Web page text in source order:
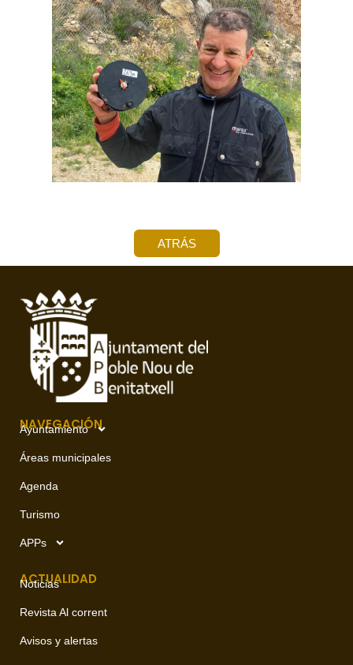
ATRÁS
NAVEGACIÓN
Ayuntamiento
Áreas municipales
Agenda
Turismo
APPs
ACTUALIDAD
Noticias
Revista Al corrent
Avisos y alertas